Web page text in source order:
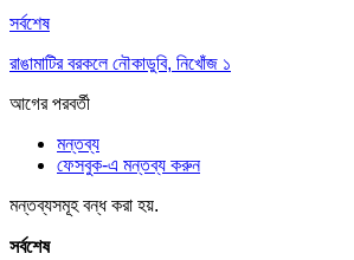
সর্বশেষ
রাঙামাটির বরকলে নৌকাডুবি, নিখোঁজ ১
আগেরপরবর্তী
মন্তব্য
ফেসবুক-এ মন্তব্য করুন
মন্তব্যসমূহ বন্ধ করা হয়.
সর্বশেষ